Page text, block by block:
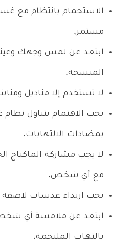
الاستحمام بانتظام مع
مستمر.
ابتعد عن لمس وجهك
المتسخة.
لا تستخدم إلا مناديل
يجب الاهتمام بتناول نظام
بمضادات الالتهابات.
لا يجب مشاركة الماكياج
مع أي شخص.
يجب ارتداء عدسات لاصقة
ابتعد عن ملامسة أي
بالتهاب الملتحمة.